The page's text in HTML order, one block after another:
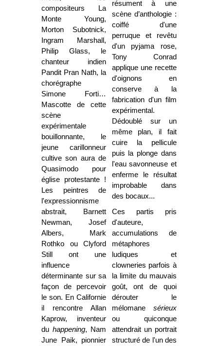
compositeurs La
Monte Young,
Morton Subotnick,
Ingram Marshall,
Philip Glass, le
chanteur indien
Pandit Pran Nath, la
chorégraphe
Simone Forti…
Mascotte de cette
scène
expérimentale
bouillonnante, le
jeune carillonneur
cultive son aura de
Quasimodo pour
église protestante !
Les peintres de
l'expressionnisme
abstrait, Barnett
Newman, Josef
Albers, Mark
Rothko ou Clyford
Still ont une
influence
déterminante sur sa
façon de percevoir
le son. En Californie
il rencontre Allan
Kaprow, inventeur
duhappening, Nam
June Paik, pionnier
résument à une
scène d’anthologie :
coiffé d'une
perruque et revêtu
d'un pyjama rose,
Tony Conrad
applique une recette
d'oignons en
conserve à la
fabrication d'un film
expérimental.
Dédoublé sur un
même plan, il fait
cuire la pellicule
puis la plonge dans
l'eau savonneuse et
enferme le résultat
improbable dans
des bocaux...
Ces partis pris
d'auteure,
accumulations de
métaphores
ludiques et
clowneries parfois à
la limite du mauvais
goût, ont de quoi
dérouter le
mélomane sérieux
ou quiconque
attendrait un portrait
structuré de l'un des